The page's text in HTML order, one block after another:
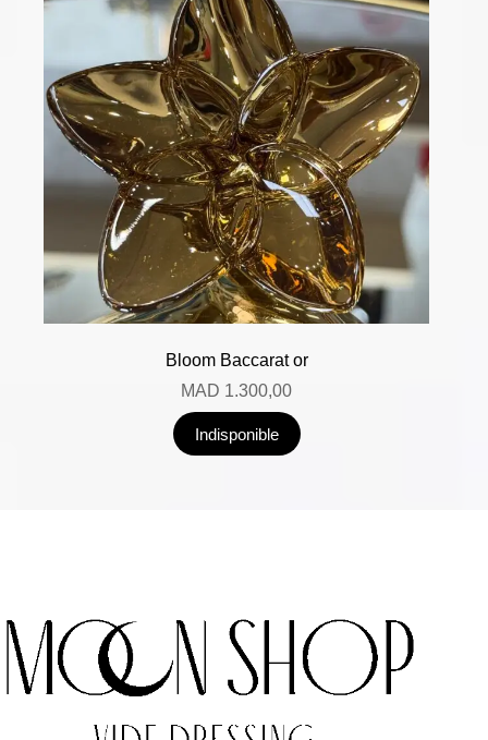
Bloom Baccarat or
MAD 1.300,00
Indisponible